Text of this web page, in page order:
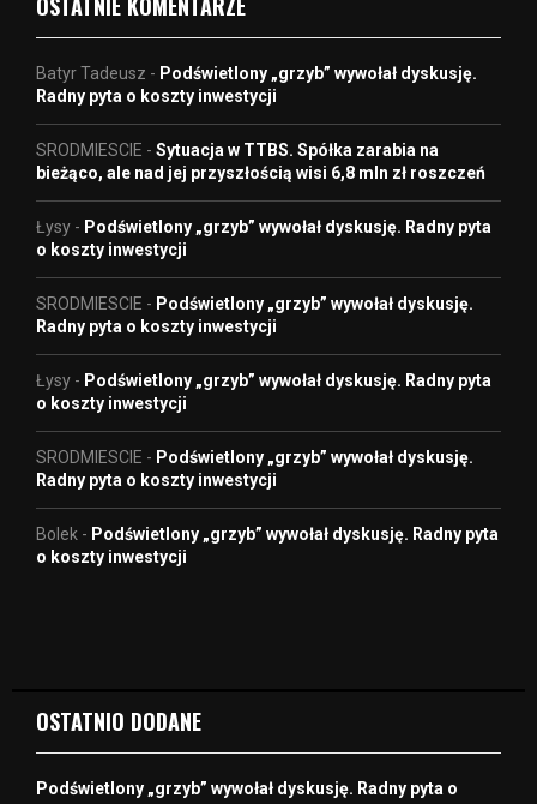
Batyr Tadeusz - Podświetlony „grzyb” wywołał dyskusję.
Radny pyta o koszty inwestycji
SRODMIESCIE - Sytuacja w TTBS. Spółka zarabia na
bieżąco, ale nad jej przyszłością wisi 6,8 mln zł roszczeń
Łysy - Podświetlony „grzyb” wywołał dyskusję. Radny pyta
o koszty inwestycji
SRODMIESCIE - Podświetlony „grzyb” wywołał dyskusję.
Radny pyta o koszty inwestycji
Łysy - Podświetlony „grzyb” wywołał dyskusję. Radny pyta
o koszty inwestycji
SRODMIESCIE - Podświetlony „grzyb” wywołał dyskusję.
Radny pyta o koszty inwestycji
Bolek - Podświetlony „grzyb” wywołał dyskusję. Radny pyta
o koszty inwestycji
OSTATNIO DODANE
Podświetlony „grzyb” wywołał dyskusję. Radny pyta o